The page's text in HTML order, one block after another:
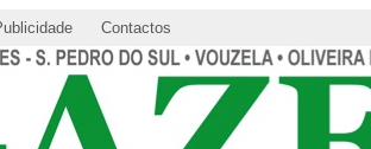
Contactos